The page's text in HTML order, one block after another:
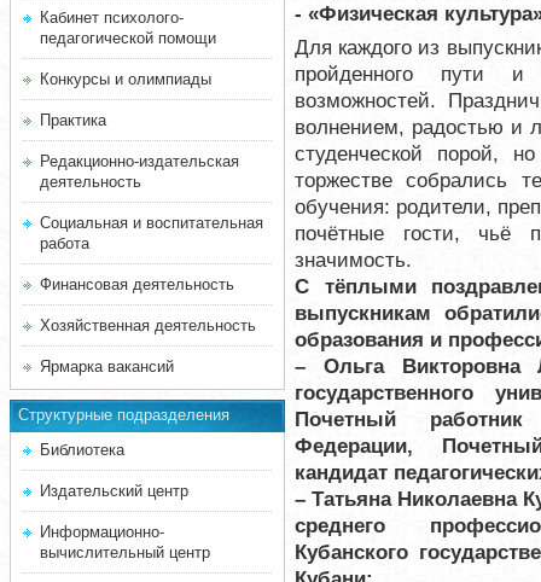
Кабинет психолого-
педагогической помощи
Конкурсы и олимпиады
Практика
Редакционно-издательская
деятельность
Социальная и воспитательная
работа
Финансовая деятельность
Хозяйственная деятельность
Ярмарка вакансий
Структурные подразделения
Библиотека
Издательский центр
Информационно-
вычислительный центр
- «Физическая
Для каждого из
пройденного пути
возможностей.
волнением, радостью и
студенческой порой,
торжестве собрались
обучения: родители,
почётные гости, чьё
значимость.
С тёплыми
выпускникам
образования и
– Ольга Викторовна
государственного
Почетный
Федерации,
кандидат
– Татьяна Николаевна
среднего
Кубанского